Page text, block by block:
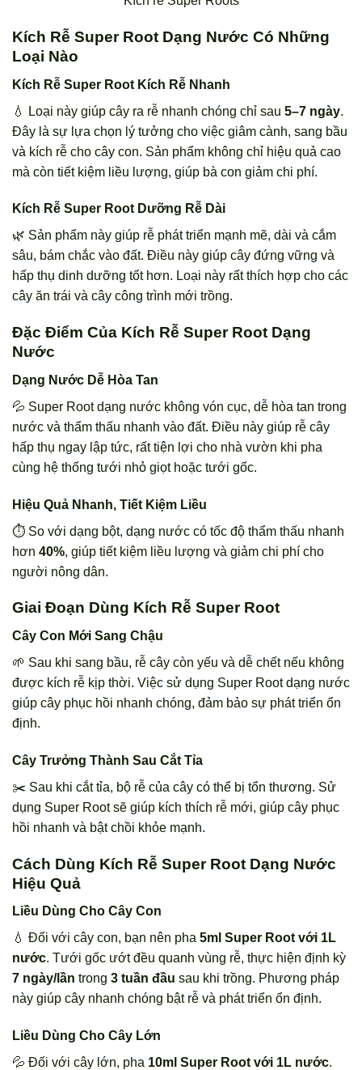
Kích Rễ Super Root Dạng Nước Có Những
Loại Nào
Kích Rễ Super Root Kích Rễ Nhanh
💧 Loại này giúp cây ra rễ nhanh chóng chỉ sau 5–7 ngày.
Đây là sự lựa chọn lý tưởng cho việc giâm cành, sang bầu
và kích rễ cho cây con. Sản phẩm không chỉ hiệu quả cao
mà còn tiết kiệm liều lượng, giúp bà con giảm chi phí.
Kích Rễ Super Root Dưỡng Rễ Dài
🌿 Sản phẩm này giúp rễ phát triển mạnh mẽ, dài và cắm
sâu, bám chắc vào đất. Điều này giúp cây đứng vững và
hấp thụ dinh dưỡng tốt hơn. Loại này rất thích hợp cho các
cây ăn trái và cây công trình mới trồng.
Đặc Điểm Của Kích Rễ Super Root Dạng
Nước
Dạng Nước Dễ Hòa Tan
💦 Super Root dạng nước không vón cục, dễ hòa tan trong
nước và thẩm thấu nhanh vào đất. Điều này giúp rễ cây
hấp thụ ngay lập tức, rất tiện lợi cho nhà vườn khi pha
cùng hệ thống tưới nhỏ giọt hoặc tưới gốc.
Hiệu Quả Nhanh, Tiết Kiệm Liều
⏱️ So với dạng bột, dạng nước có tốc độ thẩm thấu nhanh
hơn 40%, giúp tiết kiệm liều lượng và giảm chi phí cho
người nông dân.
Giai Đoạn Dùng Kích Rễ Super Root
Cây Con Mới Sang Chậu
🌱 Sau khi sang bầu, rễ cây còn yếu và dễ chết nếu không
được kích rễ kịp thời. Việc sử dụng Super Root dạng nước
giúp cây phục hồi nhanh chóng, đảm bảo sự phát triển ổn
định.
Cây Trưởng Thành Sau Cắt Tỉa
✂️ Sau khi cắt tỉa, bộ rễ của cây có thể bị tổn thương. Sử
dụng Super Root sẽ giúp kích thích rễ mới, giúp cây phục
hồi nhanh và bật chồi khỏe mạnh.
Cách Dùng Kích Rễ Super Root Dạng Nước
Hiệu Quả
Liều Dùng Cho Cây Con
💧 Đối với cây con, bạn nên pha 5ml Super Root với 1L
nước. Tưới gốc ướt đều quanh vùng rễ, thực hiện định kỳ
7 ngày/lần trong 3 tuần đầu sau khi trồng. Phương pháp
này giúp cây nhanh chóng bật rễ và phát triển ổn định.
Liều Dùng Cho Cây Lớn
💦 Đối với cây lớn, pha 10ml Super Root với 1L nước.